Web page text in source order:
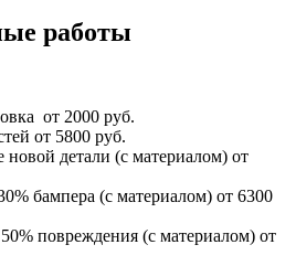
работы
от 2000 руб.
от 5800 руб.
детали (с материалом) от
бампера (с материалом) от 6300
повреждения (с материалом) от